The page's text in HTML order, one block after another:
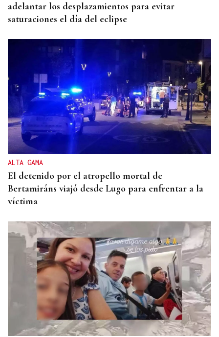
adelantar los desplazamientos para evitar
saturaciones el día del eclipse
ALTA GAMA
El detenido por el atropello mortal de
Bertamiráns viajó desde Lugo para enfrentar a la
víctima